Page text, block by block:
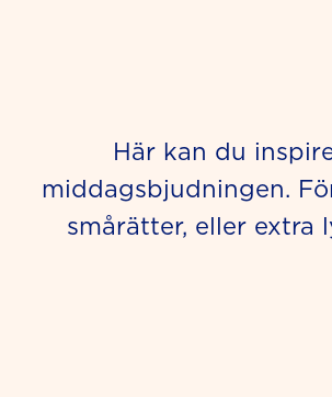
Här kan du
middagsbjudningen.
smårätter, eller extra